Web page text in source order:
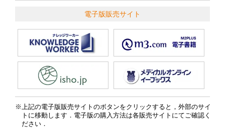
電子版販売サイト
上記の電子版販売サイトのボタンをクリックすると，外部のサイ
トに移動します．電子版の購入方法は各販売サイトにてご確認く
ださい．